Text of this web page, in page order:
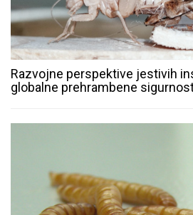
Razvojne perspektive jestivih
globalne prehrambene